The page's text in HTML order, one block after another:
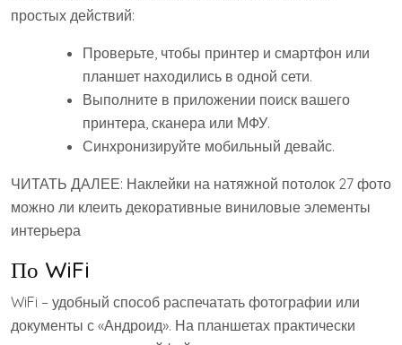
простых действий:
Проверьте, чтобы принтер и смартфон или
планшет находились в одной сети.
Выполните в приложении поиск вашего
принтера, сканера или МФУ.
Синхронизируйте мобильный девайс.
ЧИТАТЬ ДАЛЕЕ: Наклейки на натяжной потолок 27 фото
можно ли клеить декоративные виниловые элементы
интерьера
По WiFi
WiFi – удобный способ распечатать фотографии или
документы с «Андроид». На планшетах практически